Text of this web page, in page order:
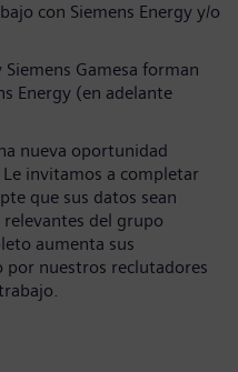
con Siemens Energy y/o
Siemens Gamesa forman
Energy (en adelante
nueva oportunidad
invitamos a completar
que sus datos sean
relevantes del grupo
aumenta sus
por nuestros reclutadores